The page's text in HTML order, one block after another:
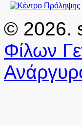
© 2026.
Φίλων